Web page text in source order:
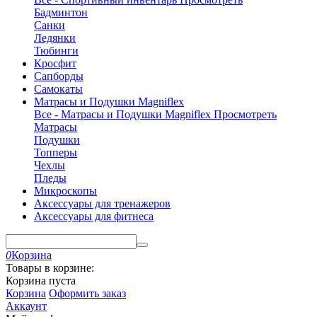
Бадминтон
Санки
Ледянки
Тюбинги
Кросфит
Сапборды
Самокаты
Матрасы и Подушки Magniflex
Все - Матрасы и Подушки Magniflex Просмотреть
Матрасы
Подушки
Топперы
Чехлы
Пледы
Микроскопы
Аксессуары для тренажеров
Аксессуары для фитнеса
0Корзина
Товары в корзине:
Корзина пуста
Корзина Оформить заказ
Аккаунт